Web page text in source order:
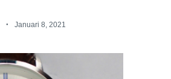
Januari 8, 2021